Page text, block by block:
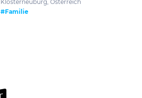
Klosterneuburg, Österreich
#Familie